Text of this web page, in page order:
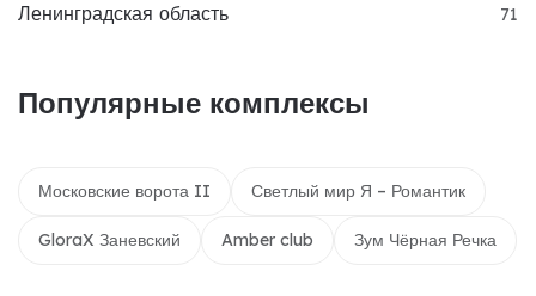
Ленинградская область 71
Популярные комплексы
Московские ворота II Светлый мир Я – Романтик
GloraX Заневский Amber club Зум Чёрная Речка